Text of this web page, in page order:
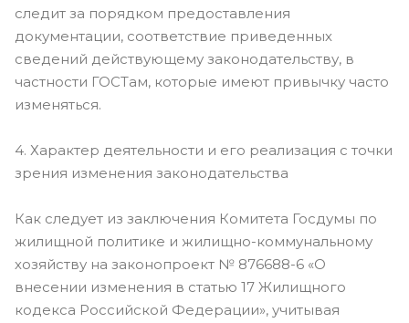
следит за порядком предоставления
документации, соответствие приведенных
сведений действующему законодательству, в
частности ГОСТам, которые имеют привычку часто
изменяться.
4. Характер деятельности и его реализация с точки
зрения изменения законодательства
Как следует из заключения Комитета Госдумы по
жилищной политике и жилищно-коммунальному
хозяйству на законопроект № 876688-6 «О
внесении изменения в статью 17 Жилищного
кодекса Российской Федерации», учитывая